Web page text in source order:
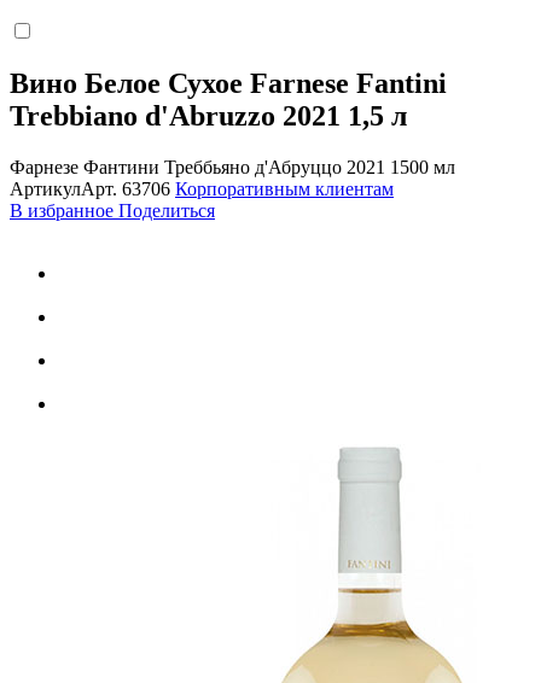
Вино Белое Сухое Farnese Fantini
Trebbiano d'Abruzzo 2021 1,5 л
Фарнезе Фантини Треббьяно д'Абруццо 2021 1500 мл
АртикулАрт. 63706 Корпоративным клиентам
В избранное Поделиться